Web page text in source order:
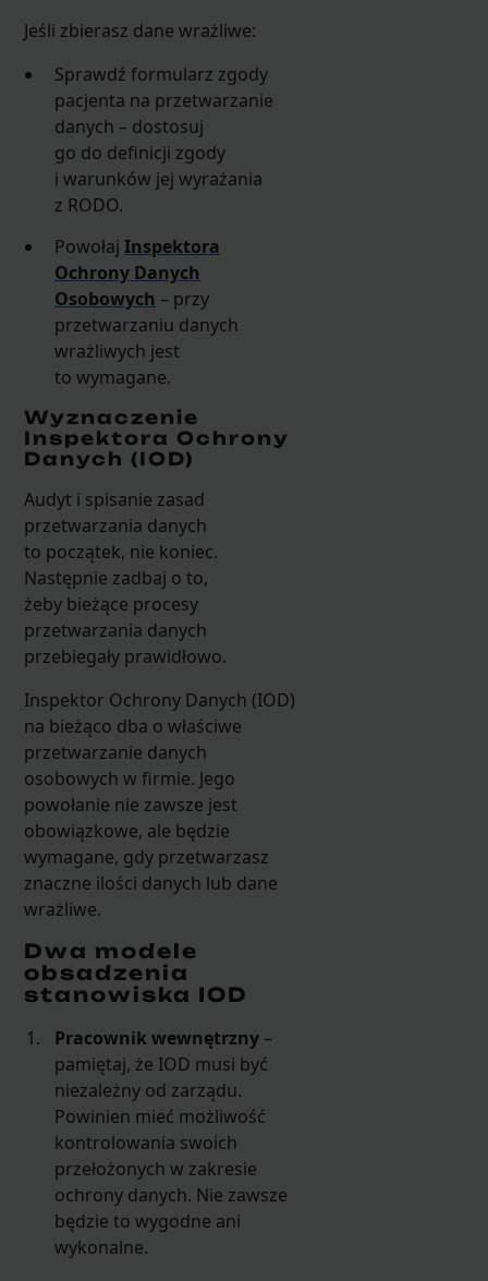
Jeśli zbierasz dane wrażliwe:
Sprawdź formularz zgody
pacjenta na przetwarzanie
danych – dostosuj
go do definicji zgody
i warunków jej wyrażania
z RODO.
PowołajInspektora
Ochrony Danych
Osobowych – przy
przetwarzaniu danych
wrażliwych jest
to wymagane.
Wyznaczenie
Inspektora Ochrony
Danych (IOD)
Audyt i spisanie zasad
przetwarzania danych
to początek, nie koniec.
Następnie zadbaj o to,
żeby bieżące procesy
przetwarzania danych
przebiegały prawidłowo.
Inspektor Ochrony Danych (IOD)
na bieżąco dba o właściwe
przetwarzanie danych
osobowych w firmie. Jego
powołanie nie zawsze jest
obowiązkowe, ale będzie
wymagane, gdy przetwarzasz
znaczne ilości danych lub dane
wrażliwe.
Dwa modele
obsadzenia
stanowiska IOD
Pracownik wewnętrzny –
pamiętaj, że IOD musi być
niezależny od zarządu.
Powinien mieć możliwość
kontrolowania swoich
przełożonych w zakresie
ochrony danych. Nie zawsze
będzie to wygodne ani
wykonalne.